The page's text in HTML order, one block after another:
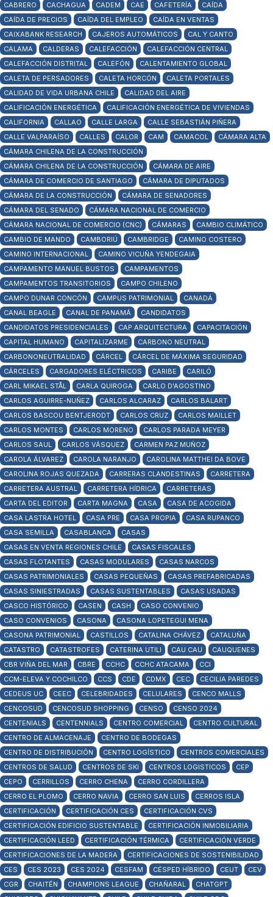
CABRERO
CACHAGUA CADEM CAE CAFETERÍA
CAÍDA
CAÍDA DE PRECIOS
CAÍDA DEL EMPLEO
CAÍDA EN VENTAS
CAIXABANK RESEARCH
CAJEROS AUTOMÁTICOS
CAL Y CANTO
CALAMA
CALDERAS CALEFACCIÓN
CALEFACCIÓN CENTRAL
CALEFACCIÓN DISTRITAL
CALEFÓN
CALENTAMIENTO GLOBAL
CALETA DE PERSADORES
CALETA HORCÓN
CALETA PORTALES
CALIDAD DE VIDA URBANA CHILE
CALIDAD DEL AIRE
CALIFICACIÓN ENERGÉTICA
CALIFICACIÓN ENERGÉTICA DE VIVIENDAS
CALIFORNIA
CALLAO CALLE LARGA
CALLE SEBASTIÁN PIÑERA
CALLE VALPARAÍSO
CALLES CALOR CAM CAMACOL
CÁMARA ALTA
CÁMARA CHILENA DE LA CONSTRUCCIÓN
CÁMARA CHILENA DE LA CONSTRUCCIÓN
CÁMARA DE AIRE
CÁMARA DE COMERCIO DE SANTIAGO
CÁMARA DE DIPUTADOS
CÁMARA DE LA CONSTRUCCIÓN
CÁMARA DE SENADORES
CÁMARA DEL SENADO
CÁMARA NACIONAL DE COMERCIO
CÁMARA NACIONAL DE COMERCIO (CNC)
CÁMARAS
CAMBIO CLIMÁTICO
CAMBIO DE MANDO
CAMBORIÚ CAMBRIDGE
CAMINO COSTERO
CAMINO INTERNACIONAL
CAMINO VICUÑA YENDEGAIA
CAMPAMENTO MANUEL BUSTOS
CAMPAMENTOS
CAMPAMENTOS TRANSITORIOS
CAMPO CHILENO
CAMPO DUNAR CONCÓN
CAMPUS PATRIMONIAL
CANADÁ
CANAL BEAGLE
CANAL DE PANAMÁ
CANDIDATOS
CANDIDATOS PRESIDENCIALES
CAP ARQUITECTURA
CAPACITACIÓN
CAPITAL HUMANO
CAPITALIZARME
CARBONO NEUTRAL
CARBONONEUTRALIDAD
CÁRCEL
CÁRCEL DE MÁXIMA SEGURIDAD
CÁRCELES
CARGADORES ELÉCTRICOS CARIBE
CARILÓ
CARL MIKAEL STÅL
CARLA QUIROGA
CARLO D'AGOSTINO
CARLOS AGUIRRE-NUÑEZ
CARLOS ALCARAZ
CARLOS BALART
CARLOS BASCOU BENTJERODT
CARLOS CRUZ
CARLOS MAILLET
CARLOS MONTES
CARLOS MORENO
CARLOS PARADA MEYER
CARLOS SAUL
CARLOS VÁSQUEZ
CARMEN PAZ MUÑOZ
CAROLA ÁLVAREZ
CAROLA NARANJO
CAROLINA MATTHEI DA BOVE
CAROLINA ROJAS QUEZADA
CARRERAS CLANDESTINAS
CARRETERA
CARRETERA AUSTRAL
CARRETERA HÍDRICA
CARRETERAS
CARTA DEL EDITOR
CARTA MAGNA CASA
CASA DE ACOGIDA
CASA LASTRA HOTEL
CASA PRE CASA PROPIA
CASA RUPANCO
CASA SEMILLA
CASABLANCA
CASAS
CASAS EN VENTA REGIONES CHILE
CASAS FISCALES
CASAS FLOTANTES
CASAS MODULARES
CASAS NARCOS
CASAS PATRIMONIALES
CASAS PEQUEÑAS
CASAS PREFABRICADAS
CASAS SINIESTRADAS
CASAS SUSTENTABLES
CASAS USADAS
CASCO HISTÓRICO
CASEN CASH
CASO CONVENIO
CASO CONVENIOS
CASONA
CASONA LOPETEGUI MENA
CASONA PATRIMONIAL
CASTILLOS CATALINA CHÁVEZ
CATALUÑA
CATASTRO
CATASTROFES CATERINA UTILI CAU CAU
CAUQUENES
CBR VIÑA DEL MAR
CBRE CCHC CCHC ATACAMA
CCI
CCM-ELEVA Y COCHILCO
CCS CDE CDMX CEC
CECILIA PAREDES
CEDEUS UC
CEEC CELEBRIDADES CELULARES
CENCO MALLS
CENCOSUD
CENCOSUD SHOPPING CENSO
CENSO 2024
CENTENIALS
CENTENNIALS CENTRO COMERCIAL
CENTRO CULTURAL
CENTRO DE ALMACENAJE
CENTRO DE BODEGAS
CENTRO DE DISTRIBUCIÓN
CENTRO LOGÍSTICO
CENTROS COMERCIALES
CENTROS DE SALUD
CENTROS DE SKI CENTROS LOGISTICOS
CEP
CEPO
CERRILLOS CERRO CHENA
CERRO CORDILLERA
CERRO EL PLOMO
CERRO NAVIA CERRO SAN LUIS
CERROS ISLA
CERTIFICACIÓN
CERTIFICACIÓN CES
CERTIFICACIÓN CVS
CERTIFICACIÓN EDIFICIO SUSTENTABLE
CERTIFICACIÓN INMOBILIARIA
CERTIFICACIÓN LEED
CERTIFICACIÓN TÉRMICA
CERTIFICACIÓN VERDE
CERTIFICACIONES DE LA MADERA
CERTIFICACIONES DE SOSTENIBILIDAD
CES
CES 2023 CES 2024 CESFAM CÉSPED HÍBRIDO CEUT
CEV
CGR
CHAITÉN CHAMPIONS LEAGUE CHAÑARAL
CHATGPT